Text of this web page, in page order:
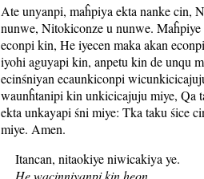
Ate unyanpi, maĥpiya ekta nanke cin,
nunwe, Nitokiconze u nunwe.
econpi kin, He iyecen maka akan
iyohi aguyapi kin, anpetu kin de unqu
ecinśniyan ecaunkiconpi
waunĥtanipi kin unkicicajuju miye, Qa
ekta unkayapi śni miye: Tka taku śice
miye. Amen.
Itancan, nitaokiye niwicakiya ye.
He wacinniyanpi kin heon.